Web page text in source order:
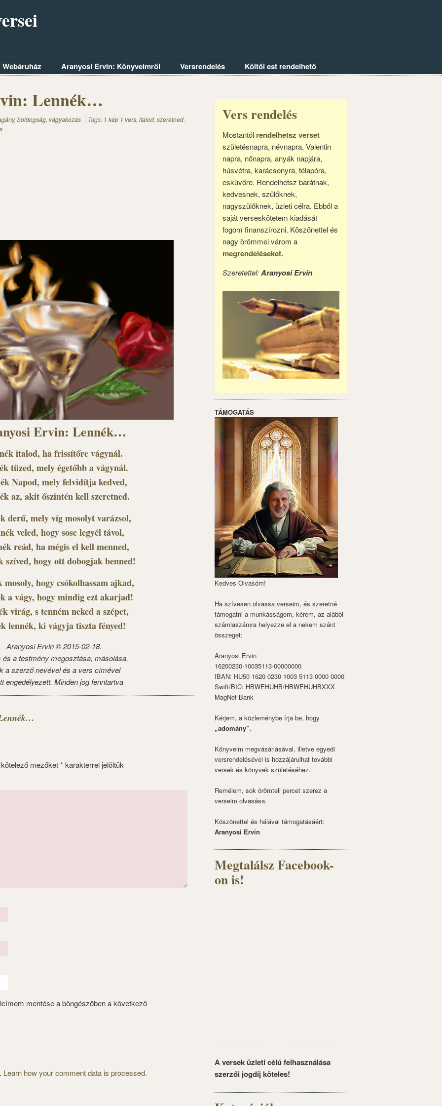
Webáruház Aranyosi Ervin: Könyveimről Versrendelés Költői est rendelhető
Lennék…
boldogság, vágyakozás Tags: 1 kép 1 vers, italod, szeretned,
Ervin: Lennék…
italod, ha frissítőre vágynál.
tüzed, mely égetőbb a vágynál.
Napod, mely felvidítja kedved,
az, akit őszintén kell szeretned.
derű, mely víg mosolyt varázsol,
veled, hogy sose legyél távol,
reád, ha mégis el kell menned,
szíved, hogy ott dobogjak benned!
mosoly, hogy csókolhassam ajkad,
a vágy, hogy mindig ezt akarjad!
virág, s tenném neked a szépet,
lennék, ki vágyja tiszta fényed!
Aranyosi Ervin © 2015-02-18.
és a festmény megosztása, másolása,
a szerző nevével és a vers címével
engedélyezett. Minden jog fenntartva
mezőket* karakterrel jelöltük
mentése a böngészőben a következő
Learn how your comment data is processed.
Vers rendelés
Mostantól rendelhetsz verset
születésnapra, névnapra, Valentin
napra, nőnapra, anyák napjára,
húsvétra, karácsonyra, télapóra,
esküvőre. Rendelhetsz barátnak,
kedvesnek, szülőknek,
nagyszülőknek, üzleti célra. Ebből a
saját verseskötetem kiadását
fogom finanszírozni. Köszönettel és
nagy örömmel várom a
megrendeléseket.
Szeretettel:Aranyosi Ervin
TÁMOGATÁS
Kedves Olvasóm!
Ha szívesen olvassa verseim, és szeretné
támogatni a munkásságom, kérem, az alábbi
számlaszámra helyezze el a nekem szánt
összeget:
Aranyosi Ervin
16200230-10035113-00000000
IBAN: HU50 1620 0230 1003 5113 0000 0000
Swift/BIC: HBWEHUHB/HBWEHUHBXXX
MagNet Bank
Kérjem, a közleménybe írja be, hogy
„adomány”.
Könyveim megvásárlásával, illetve egyedi
versrendelésével is hozzájárulhat további
versek és könyvek születéséhez.
Remélem, sok örömteli percet szerez a
verseim olvasása.
Köszönettel és hálával támogatásáért:
Aranyosi Ervin
Megtalálsz Facebook-
on is!
A versek üzleti célú felhasználása
szerzői jogdíj köteles!